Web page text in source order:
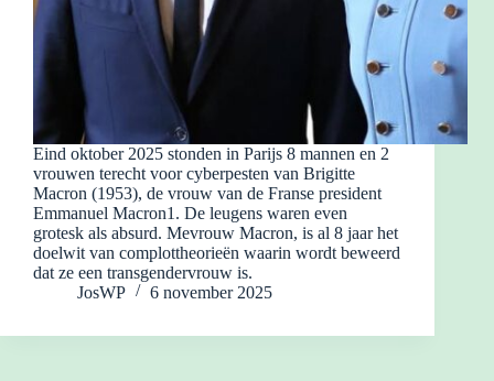
Eind oktober 2025 stonden in Parijs 8 mannen en 2
vrouwen terecht voor cyberpesten van Brigitte
Macron (1953), de vrouw van de Franse president
Emmanuel Macron1. De leugens waren even
grotesk als absurd. Mevrouw Macron, is al 8 jaar het
doelwit van complottheorieën waarin wordt beweerd
dat ze een transgendervrouw is.
JosWP
6 november 2025